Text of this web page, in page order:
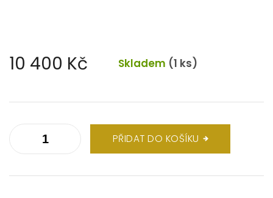
10 400 Kč Skladem (1 ks)
PŘIDAT DO KOŠÍKU